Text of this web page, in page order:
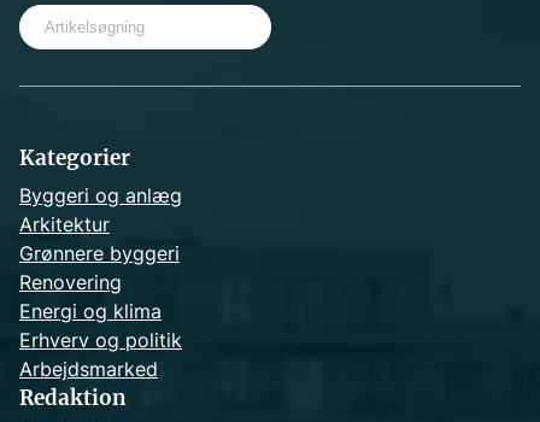
Kategorier
Byggeri og anlæg
Arkitektur
Grønnere byggeri
Renovering
Energi og klima
Erhverv og politik
Arbejdsmarked
Redaktion